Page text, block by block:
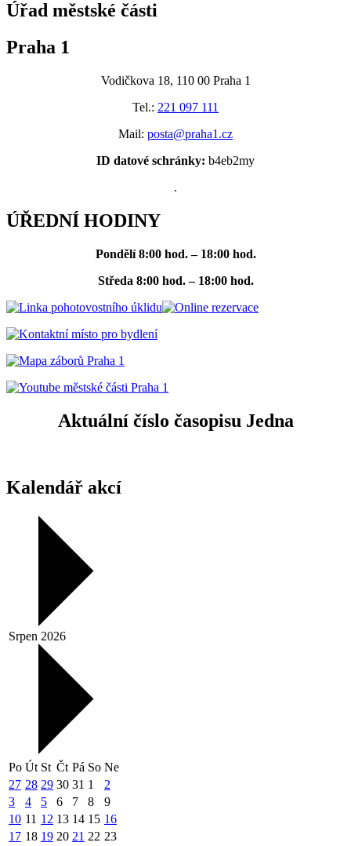
Úřad městské části
Praha 1
Vodičkova 18, 110 00 Praha 1
Tel.: 221 097 111
Mail: posta@praha1.cz
ID datové schránky: b4eb2my
.
ÚŘEDNÍ HODINY
Pondělí 8:00 hod. – 18:00 hod.
Středa 8:00 hod. – 18:00 hod.
Aktuální číslo časopisu Jedna
Kalendář akcí
Srpen 2026
Po Út St Čt Pá So Ne
27 28 29 30 31 1
2
3
4 5 6 7 8
9
10 11 12 13 14 15 16
17 18 19 20 21 22 23